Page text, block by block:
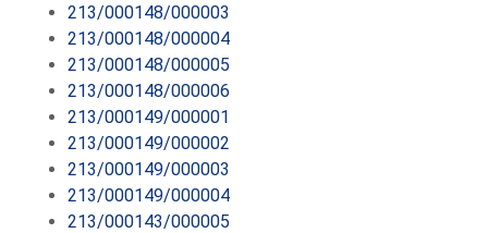
213/000148/000003
213/000148/000004
213/000148/000005
213/000148/000006
213/000149/000001
213/000149/000002
213/000149/000003
213/000149/000004
213/000143/000005